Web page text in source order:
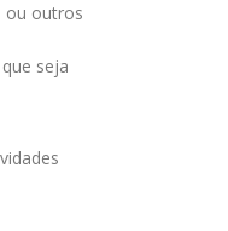
ou outros
seja